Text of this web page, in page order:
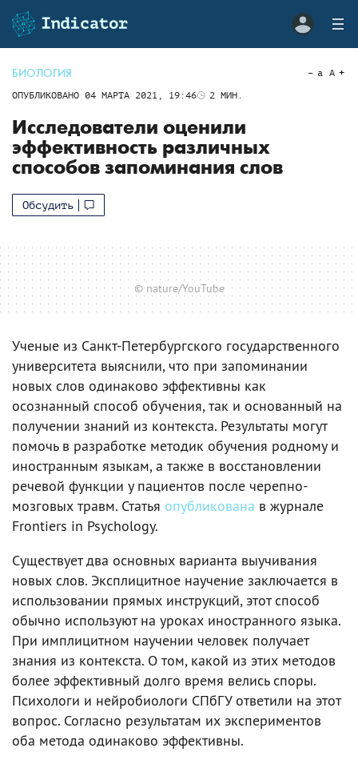
БИОЛОГИЯ
ОПУБЛИКОВАНО 04 МАРТА 2021, 19:46 2 МИН.
a A
Исследователи оценили
эффективность различных
способов запоминания слов
Обсудить
© nature/YouTube
Ученые из Санкт-Петербургского государственного
университета выяснили, что при запоминании
новых слов одинаково эффективны как
осознанный способ обучения, так и основанный на
получении знаний из контекста. Результаты могут
помочь в разработке методик обучения родному и
иностранным языкам, а также в восстановлении
речевой функции у пациентов после черепно-
мозговых травм. Статья опубликована в журнале
Frontiers in Psychology.
Существует два основных варианта выучивания
новых слов. Эксплицитное научение заключается в
использовании прямых инструкций, этот способ
обычно используют на уроках иностранного языка.
При имплицитном научении человек получает
знания из контекста. О том, какой из этих методов
более эффективный долго время велись споры.
Психологи и нейробиологи СПбГУ ответили на этот
вопрос. Согласно результатам их экспериментов
оба метода одинаково эффективны.